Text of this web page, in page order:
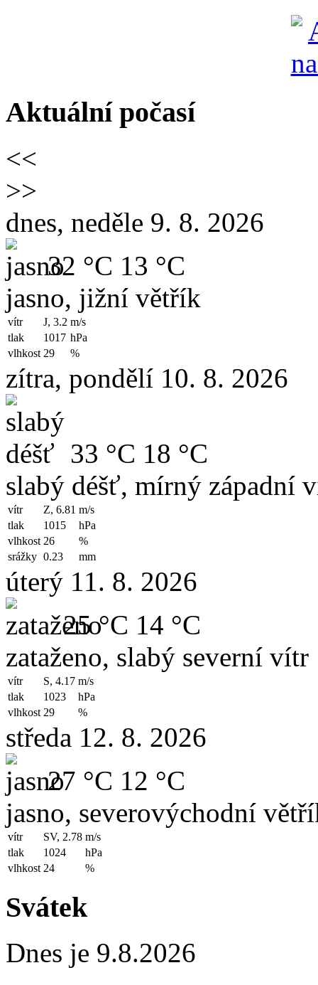
Aktuální počasí
<<
>>
dnes, neděle 9. 8. 2026
32 °C 13 °C
jasno, jižní větřík
vítr J, 3.2 m/s
tlak
1017 hPa
vlhkost 29 %
zítra, pondělí 10. 8. 2026
33 °C 18 °C
slabý déšť, mírný západní
vítr Z, 6.81 m/s
tlak
1015
hPa
vlhkost 26
%
srážky 0.23 mm
úterý 11. 8. 2026
25 °C 14 °C
zataženo, slabý severní vítr
vítr S, 4.17 m/s
tlak
1023
hPa
vlhkost 29 %
středa 12. 8. 2026
27 °C 12 °C
jasno, severovýchodní
vítr SV, 2.78 m/s
tlak
1024
hPa
vlhkost 24 %
Svátek
Dnes je 9.8.2026